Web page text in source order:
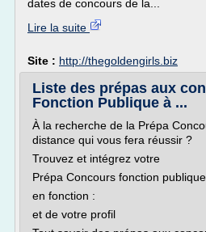
dates de concours de la...
Lire la suite
Site : http://thegoldengirls.biz
Liste des prépas aux
Fonction Publique à ...
À la recherche de la Prépa
distance qui vous fera réussir ?
Trouvez et intégrez votre
Prépa Concours fonction
en fonction :
et de votre profil